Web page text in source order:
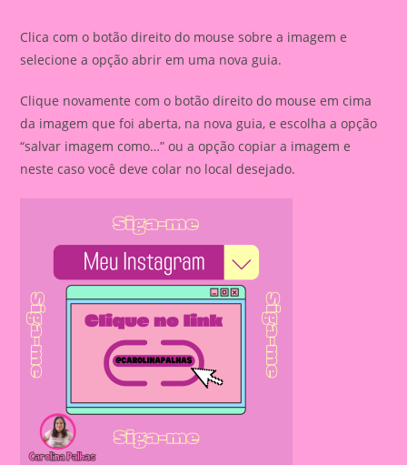
Clica com o botão direito do mouse sobre a imagem e
selecione a opção abrir em uma nova guia.
Clique novamente com o botão direito do mouse em cima
da imagem que foi aberta, na nova guia, e escolha a opção
“salvar imagem como…” ou a opção copiar a imagem e
neste caso você deve colar no local desejado.